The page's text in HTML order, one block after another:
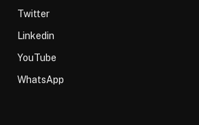
Twitter
Linkedin
YouTube
WhatsApp